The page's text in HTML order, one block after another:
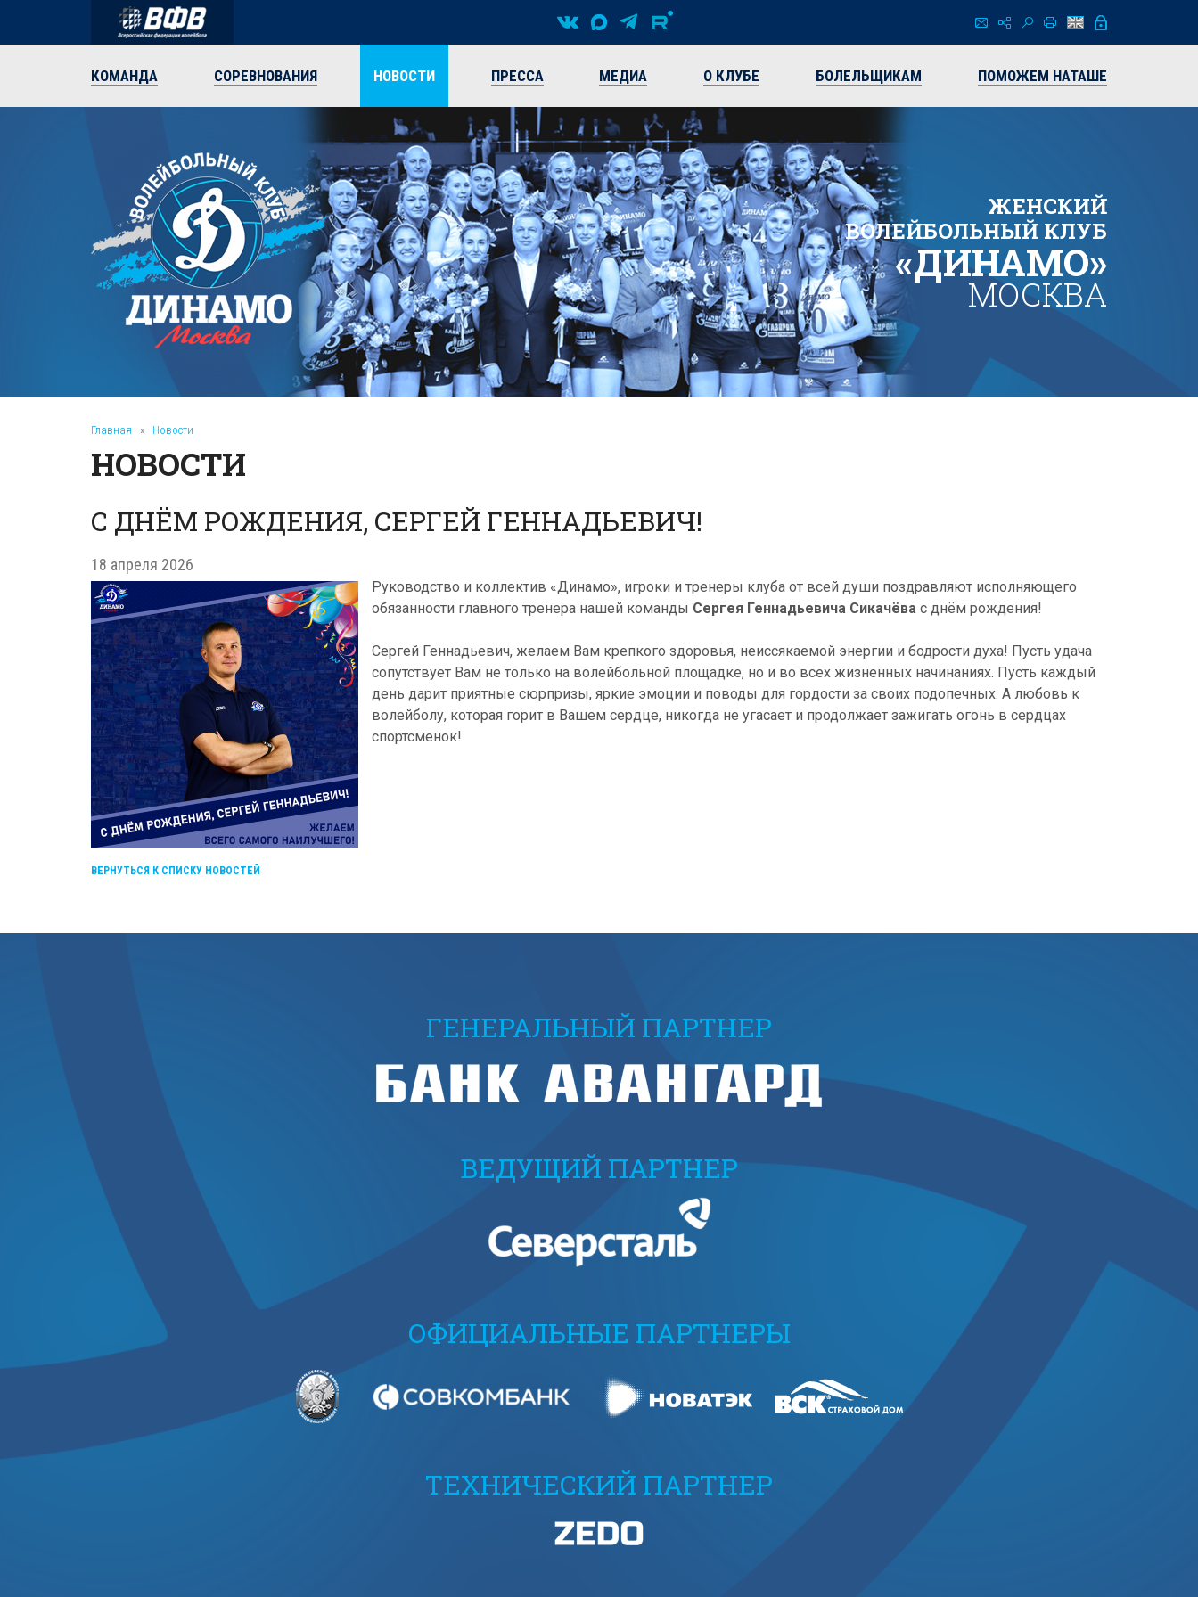
КОМАНДА СОРЕВНОВАНИЯ НОВОСТИ ПРЕССА МЕДИА О КЛУБЕ БОЛЕЛЬЩИКАМ ПОМОЖЕМ НАТАШЕ
ЖЕНСКИЙ
ВОЛЕЙБОЛЬНЫЙ КЛУБ
«ДИНАМО»
МОСКВА
Главная » Новости
НОВОСТИ
С ДНЁМ РОЖДЕНИЯ, СЕРГЕЙ ГЕННАДЬЕВИЧ!
18 апреля 2026
Руководство и коллектив «Динамо», игроки и тренеры клуба от всей души поздравляют исполняющего
обязанности главного тренера нашей команды Сергея Геннадьевича Сикачёва с днём рождения!
Сергей Геннадьевич, желаем Вам крепкого здоровья, неиссякаемой энергии и бодрости духа! Пусть удача
сопутствует Вам не только на волейбольной площадке, но и во всех жизненных начинаниях. Пусть каждый
день дарит приятные сюрпризы, яркие эмоции и поводы для гордости за своих подопечных. А любовь к
волейболу, которая горит в Вашем сердце, никогда не угасает и продолжает зажигать огонь в сердцах
спортсменок!
ВЕРНУТЬСЯ К СПИСКУ НОВОСТЕЙ
ГЕНЕРАЛЬНЫЙ ПАРТНЕР
ВЕДУЩИЙ ПАРТНЕР
ОФИЦИАЛЬНЫЕ ПАРТНЕРЫ
ТЕХНИЧЕСКИЙ ПАРТНЕР